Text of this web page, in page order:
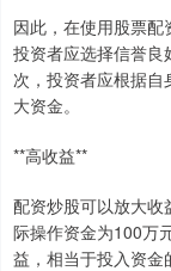
因此，在使用股票配
投资者应选择信誉
次，投资者应根据
大资金。
**高收益**
配资炒股可以放大
际操作资金为100万
益，相当于投入资金